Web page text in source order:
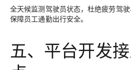
全天候监测驾驶员状态，杜绝疲劳驾驶
保障员工通勤出行安全。
五、平台开发